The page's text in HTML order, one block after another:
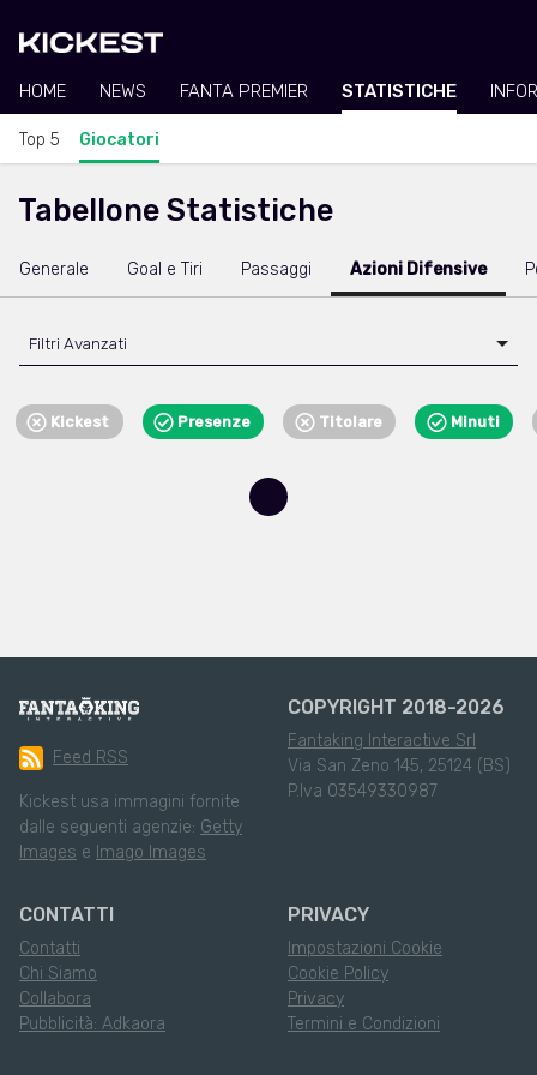
HOME NEWS FANTA PREMIER STATISTICHE
Top 5 Giocatori
Tabellone Statistiche
Generale Goal e Tiri Passaggi Azioni Difensive
Filtri Avanzati
Kickest Presenze Titolare Minuti
Loading...
Feed RSS
Kickest usa immagini fornite
dalle seguenti agenzie: Getty
Images e Imago Images
COPYRIGHT 2018-2026
Fantaking Interactive Srl
Via San Zeno 145, 25124 (BS)
P.Iva 03549330987
CONTATTI
Contatti
Chi Siamo
Collabora
Pubblicità: Adkaora
PRIVACY
Impostazioni Cookie
Cookie Policy
Privacy
Termini e Condizioni